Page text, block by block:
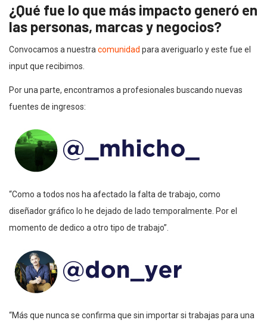
¿Qué fue lo que más impacto generó en
las personas, marcas y negocios?
Convocamos a nuestra comunidad para averiguarlo y este fue el
input que recibimos.
Por una parte, encontramos a profesionales buscando nuevas
fuentes de ingresos:
“Como a todos nos ha afectado la falta de trabajo, como
diseñador gráfico lo he dejado de lado temporalmente. Por el
momento de dedico a otro tipo de trabajo”.
“Más que nunca se confirma que sin importar si trabajas para una